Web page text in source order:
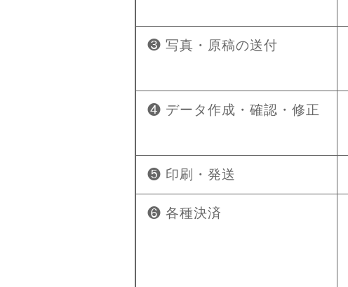
❸ 写真・原稿の送付
❹ データ作成・確認・修正
❺ 印刷・発送
❻ 各種決済